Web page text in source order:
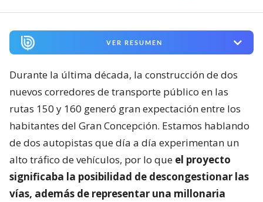
VER RESUMEN
Durante la última década, la construcción de dos
nuevos corredores de transporte público en las
rutas 150 y 160 generó gran expectación entre los
habitantes del Gran Concepción. Estamos hablando
de dos autopistas que día a día experimentan un
alto tráfico de vehículos, por lo que el proyecto
significaba la posibilidad de descongestionar las
vías, además de representar una millonaria